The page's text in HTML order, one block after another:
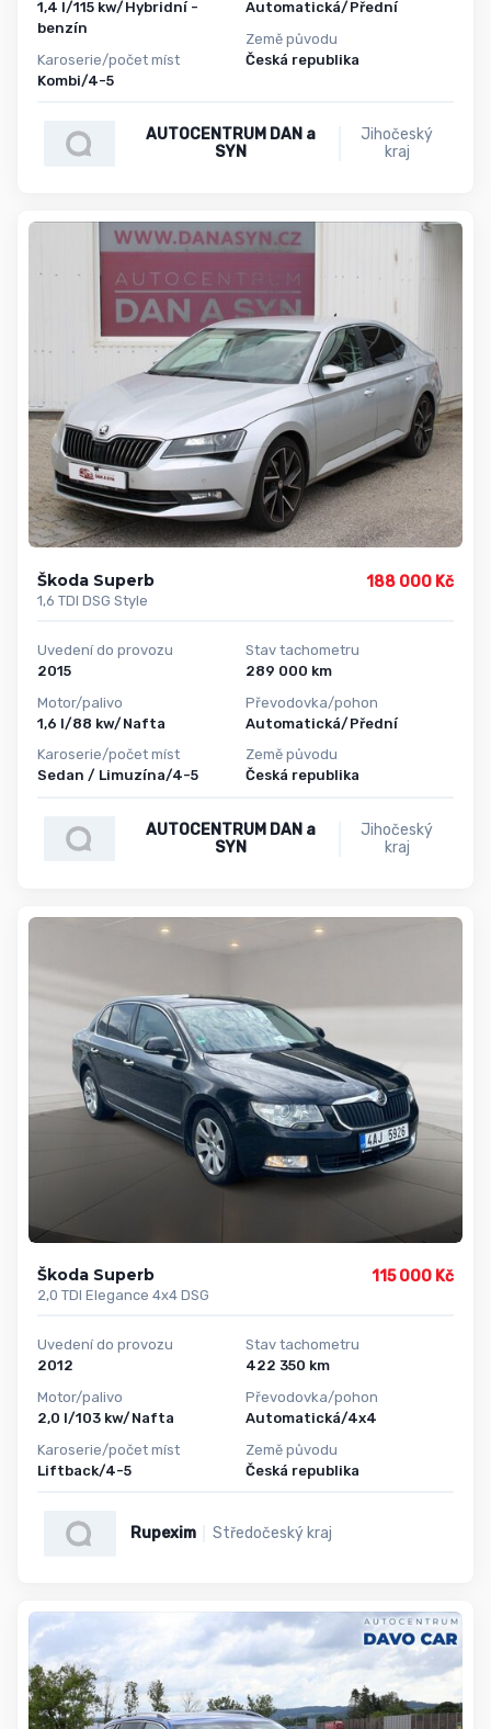
1,4 l/115 kw/Hybridní -
benzín
Karoserie/počet míst
Kombi/4-5
Automatická/Přední
Země původu
Česká republika
AUTOCENTRUM DAN a
SYN
Jihočeský
kraj
Škoda Superb
1,6 TDI DSG Style
188 000 Kč
Uvedení do provozu
2015
Motor/palivo
1,6 l/88 kw/Nafta
Karoserie/počet míst
Sedan / Limuzína/4-5
Stav tachometru
289 000 km
Převodovka/pohon
Automatická/Přední
Země původu
Česká republika
AUTOCENTRUM DAN a
SYN
Jihočeský
kraj
Škoda Superb
2,0 TDI Elegance 4x4 DSG
115 000 Kč
Uvedení do provozu
2012
Motor/palivo
2,0 l/103 kw/Nafta
Karoserie/počet míst
Liftback/4-5
Stav tachometru
422 350 km
Převodovka/pohon
Automatická/4x4
Země původu
Česká republika
Rupexim Středočeský kraj